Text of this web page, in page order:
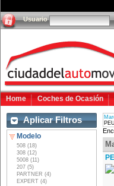
Usuario
Home Coches de Ocasión
Aplicar Filtros
Modelo
508 (18)
308 (12)
5008 (11)
207 (5)
PARTNER (4)
EXPERT (4)